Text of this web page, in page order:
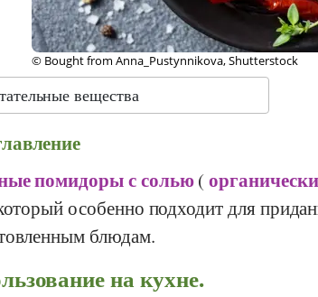
© Bought from Anna_Pustynnikova, Shutterstock
вещества
помидоры с солью(
особенно подходит для
блюдам.
на кухне.